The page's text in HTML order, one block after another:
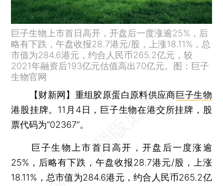
巨子生物上市首日高开，开盘后一度涨逾25%，后
略有下跌，午盘收报28.7港元/股，上涨18.11%，总
市值为284.6港元，约合人民币265.2亿元，较
2021年融资后193亿元估值高出70亿元。图：巨子
生物官网
【财新网】 重组胶原蛋白原料供应商巨子生物
港股挂牌。11月4日，巨子生物在港交所挂牌，股
票代码为“02367”。
巨子生物上市首日高开，开盘后一度涨逾
25%，后略有下跌，午盘收报28.7港元/股，上涨
18.11%，总市值为284.6港元，约合人民币265.2亿